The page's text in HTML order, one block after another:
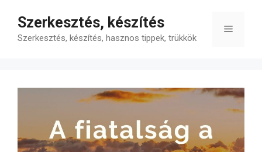
tartalomba
Szerkesztés, készítés
Szerkesztés, készítés, hasznos tippek, trükkök
Menü